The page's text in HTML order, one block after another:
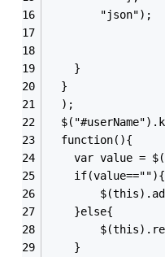
        "json");
    }
  }
  );
  function(){
var value =
    if(value==""){
    }else{
    }